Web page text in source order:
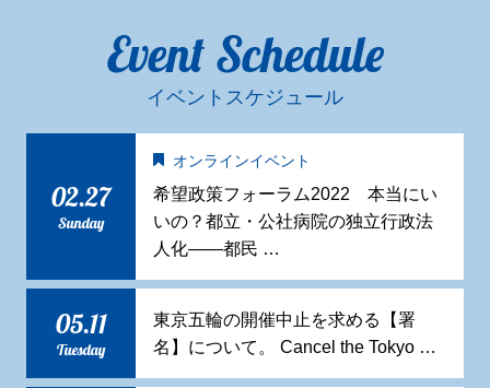
Event Schedule
イベントスケジュール
02.27
Sunday
オンラインイベント
希望政策フォーラム2022 本当にい
いの？都立・公社病院の独立行政法
人化——都民 …
05.11
Tuesday
東京五輪の開催中止を求める【署
名】について。 Cancel the Tokyo …